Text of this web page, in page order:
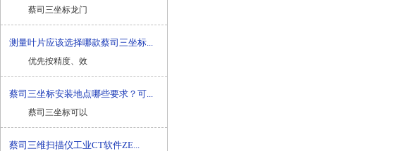
蔡司三坐标龙门
测量叶片应该选择哪款蔡司三坐标...
优先按精度、效
蔡司三坐标安装地点哪些要求？可...
蔡司三坐标可以
蔡司三维扫描仪工业CT软件ZE...